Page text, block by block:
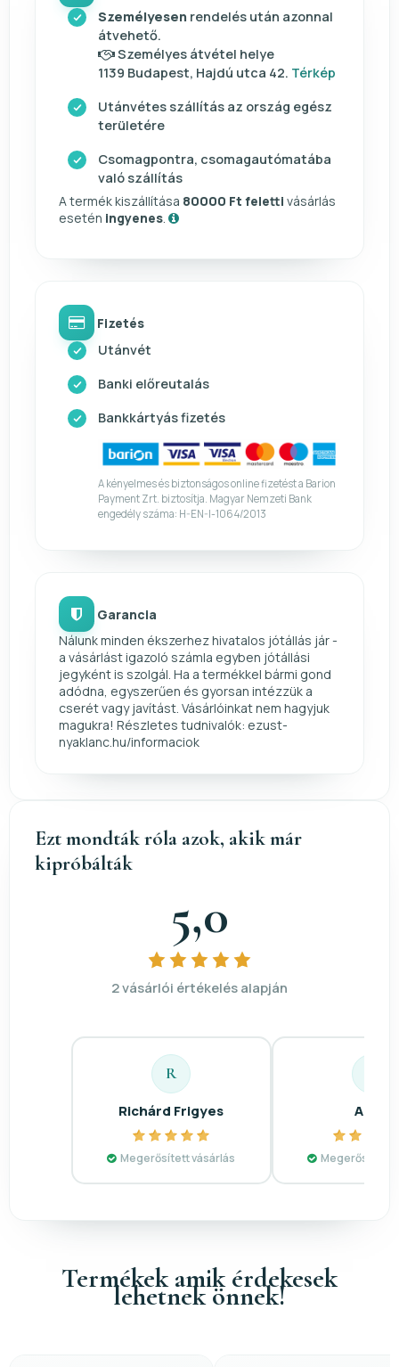
Személyesen rendelés után azonnal
átvehető.
Személyes átvétel helye
1139 Budapest, Hajdú utca 42. Térkép
Utánvétes szállítás az ország egész
területére
Csomagpontra, csomagautómatába
való szállítás
A termék kiszállítása 80000 Ft feletti vásárlás
esetén ingyenes
Fizetés
Utánvét
Banki előreutalás
Bankkártyás fizetés
A kényelmes és biztonságos online fizetést a Barion
Payment Zrt. biztosítja. Magyar Nemzeti Bank
engedély száma: H-EN-I-1064/2013
Garancia
Nálunk minden ékszerhez hivatalos jótállás jár -
a vásárlást igazoló számla egyben jótállási
jegyként is szolgál. Ha a termékkel bármi gond
adódna, egyszerűen és gyorsan intézzük a
cserét vagy javítást. Vásárlóinkat nem hagyjuk
magukra! Részletes tudnivalók: ezust-
nyaklanc.hu/informaciok
Ezt mondták róla azok, akik már
kipróbálták
5,0
2 vásárlói értékelés alapján
R
Richárd Frigyes
Megerősített vásárlás
Anna
Megerősített
Termékek amik érdekesek
lehetnek önnek!